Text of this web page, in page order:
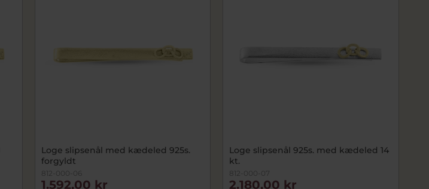
Loge slipsenål med kædeled 925s.
forgyldt
812-000-06
1.592,00 kr
Loge slipsenål 925s. med kædeled 14
kt.
812-000-07
2.180,00 kr